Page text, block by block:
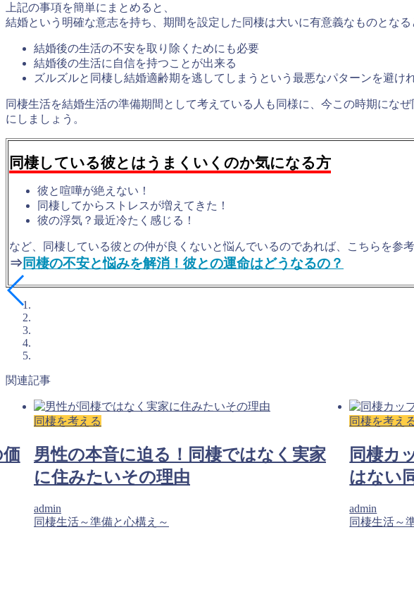
上記の事項を簡単にまとめると、
結婚という 明確な意志を持ち、期間を設定した同棲は大いに有意義なものとなる
結婚後の生活の不安を取り除くためにも必要
結婚後の生活に自信を持つことが出来る
ズルズルと同棲し結婚適齢期を逃してしまうという最悪なパターンを避け
同棲生活を結婚生活の準備期間として考えている人も同様に、今この時期になぜ
にしましょう。
同棲している彼とはうまくいくのか気になる方
彼と喧嘩が絶えない！
同棲してからストレスが増えてきた！
彼の浮気？最近冷たく感じる！
など、同棲している彼との仲が良くないと悩んでいるのであれば、こちらを参
⇒同棲の不安と悩みを解消！彼との運命はどうなるの？
関連記事
同棲を考える
男性の本音に迫る！同棲ではなく実家
に住みたいその理由
admin
同棲生活～準備と心構え～
同棲を考え
同棲カ
はない
admin
同棲生活～